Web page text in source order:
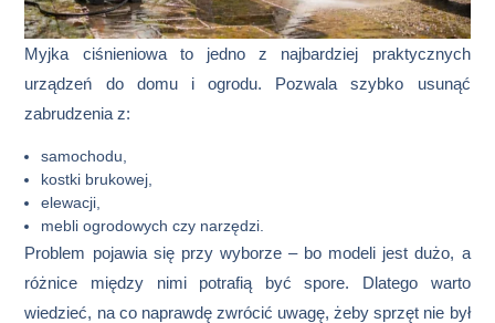
Myjka ciśnieniowa to jedno z najbardziej praktycznych
urządzeń do domu i ogrodu. Pozwala szybko usunąć
zabrudzenia z:
samochodu,
kostki brukowej,
elewacji,
mebli ogrodowych czy narzędzi.
Problem pojawia się przy wyborze – bo modeli jest dużo, a
różnice między nimi potrafią być spore. Dlatego warto
wiedzieć, na co naprawdę zwrócić uwagę, żeby sprzęt nie był